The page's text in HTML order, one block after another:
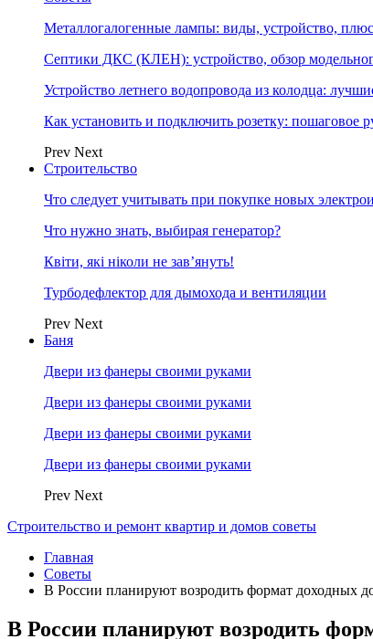
Металлогалогенные лампы: виды, устройство,
Септики ДКС (КЛЕН): устройство, обзор
Устройство летнего водопровода из колодца:
Как установить и подключить розетку: пошаговое
Prev Next
Строительство
Что следует учитывать при покупке новых
Что нужно знать, выбирая генератор?
Квіти, які ніколи не зав’януть!
Турбодефлектор для дымохода и вентиляции
Prev Next
Баня
Двери из фанеры своими руками
Двери из фанеры своими руками
Двери из фанеры своими руками
Двери из фанеры своими руками
Prev Next
Строительство и ремонт квартир и домов советы
Главная
Советы
В России планируют возродить формат доходных
В России планируют возродить